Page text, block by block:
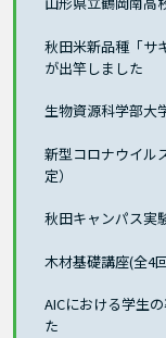
秋田米新品種「サ
が出竿しました
生物資源科学部大
新型コロナウイル
定）
秋田キャンパス実
木材基礎講座(全4
AICにおける学生
た